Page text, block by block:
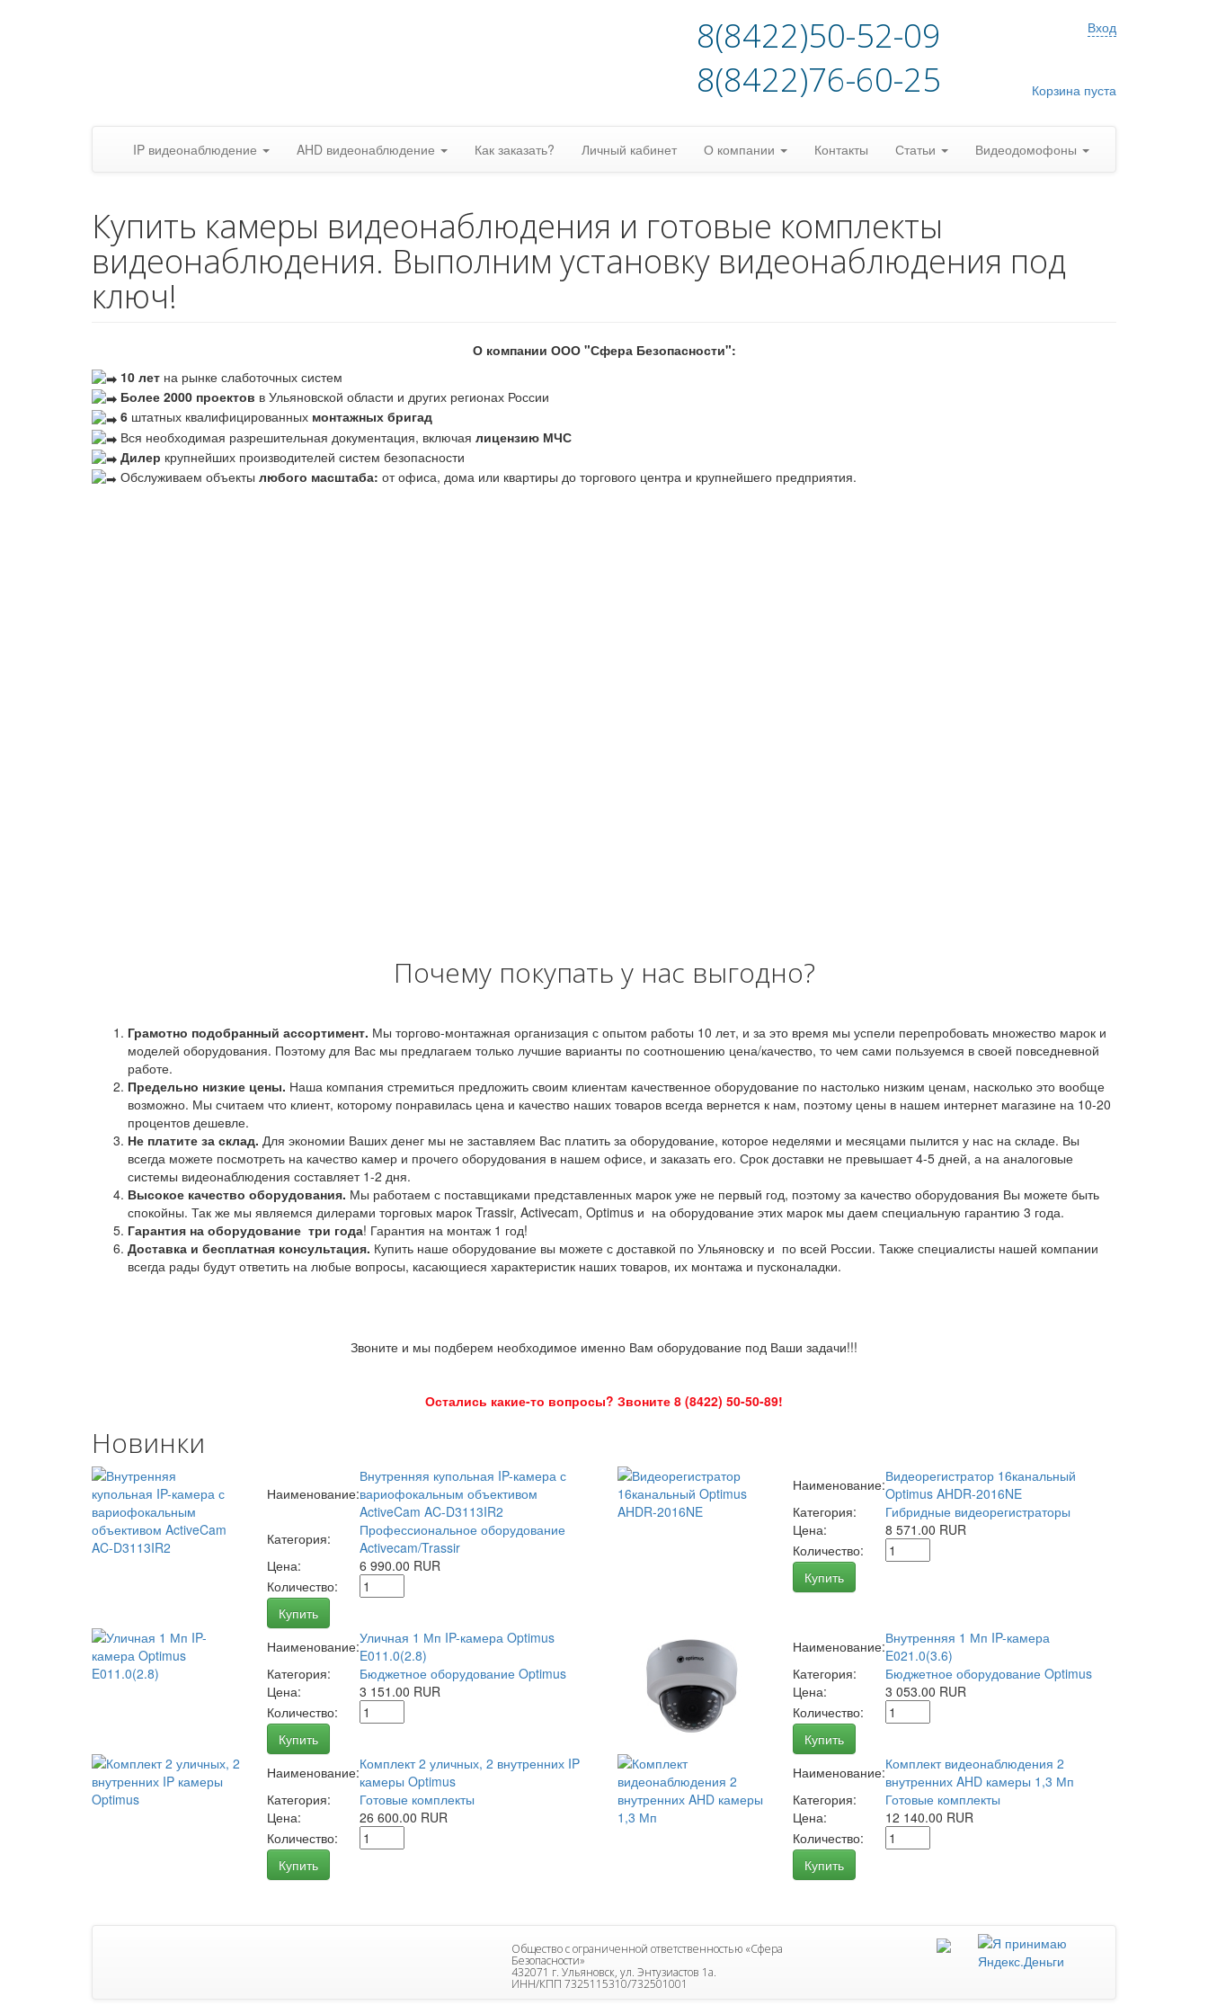
8(8422)50-52-09
8(8422)76-60-25
Вход
Корзина пуста
IP видеонаблюдение AHD видеонаблюдение Как заказать? Личный кабинет О компании Контакты Статьи Видеодомофоны
Купить камеры видеонаблюдения и готовые комплекты
видеонаблюдения. Выполним установку видеонаблюдения под
ключ!
О компании ООО "Сфера Безопасности":
10 лет на рынке слаботочных систем
Более 2000 проектов в Ульяновской области и других регионах России
6 штатных квалифицированных монтажных бригад
Вся необходимая разрешительная документация, включая лицензию МЧС
Дилер крупнейших производителей систем безопасности
Обслуживаем объекты любого масштаба: от офиса, дома или квартиры до торгового центра и крупнейшего предприятия.
Почему покупать у нас выгодно?
Грамотно подобранный ассортимент. Мы торгово-монтажная организация с опытом работы 10 лет, и за это время мы успели перепробовать множество марок и
моделей оборудования. Поэтому для Вас мы предлагаем только лучшие варианты по соотношению цена/качество, то чем сами пользуемся в своей повседневной
работе.
Предельно низкие цены. Наша компания стремиться предложить своим клиентам качественное оборудование по настолько низким ценам, насколько это вообще
возможно. Мы считаем что клиент, которому понравилась цена и качество наших товаров всегда вернется к нам, поэтому цены в нашем интернет магазине на 10-20
процентов дешевле.
Не платите за склад. Для экономии Ваших денег мы не заставляем Вас платить за оборудование, которое неделями и месяцами пылится у нас на складе. Вы
всегда можете посмотреть на качество камер и прочего оборудования в нашем офисе, и заказать его. Срок доставки не превышает 4-5 дней, а на аналоговые
системы видеонаблюдения составляет 1-2 дня.
Высокое качество оборудования. Мы работаем с поставщиками представленных марок уже не первый год, поэтому за качество оборудования Вы можете быть
спокойны. Так же мы являемся дилерами торговых марок Trassir, Activecam, Optimus и на оборудование этих марок мы даем специальную гарантию 3 года.
Гарантия на оборудование три года! Гарантия на монтаж 1 год!
Доставка и бесплатная консультация. Купить наше оборудование вы можете с доставкой по Ульяновску и по всей России. Также специалисты нашей компании
всегда рады будут ответить на любые вопросы, касающиеся характеристик наших товаров, их монтажа и пусконаладки.
Звоните и мы подберем необходимое именно Вам оборудование под Ваши задачи!!!
Остались какие-то вопросы? Звоните 8 (8422) 50-50-89!
Новинки
Наименование:
Внутренняя купольная IP-камера с
вариофокальным объективом
ActiveCam AC-D3113IR2
Категория:
Профессиональное оборудование
Activecam/Trassir
Цена:
6 990.00 RUR
Количество:
Купить
Наименование:Видеорегистратор 16канальный
Optimus AHDR-2016NE
Категория:
Гибридные видеорегистраторы
Цена:
8 571.00 RUR
Количество:
Купить
Наименование:Уличная 1 Мп IP-камера Optimus
E011.0(2.8)
Категория:
Бюджетное оборудование Optimus
Цена:
3 151.00 RUR
Количество:
Купить
Наименование:Внутренняя 1 Мп IP-камера
E021.0(3.6)
Категория:
Бюджетное оборудование Optimus
Цена:
3 053.00 RUR
Количество:
Купить
Наименование:Комплект 2 уличных, 2 внутренних IP
камеры Optimus
Категория:
Готовые комплекты
Цена:
26 600.00 RUR
Количество:
Купить
Наименование:Комплект видеонаблюдения 2
внутренних AHD камеры 1,3 Мп
Категория:
Готовые комплекты
Цена:
12 140.00 RUR
Количество:
Купить
Общество с ограниченной ответственностью «Сфера
Безопасности»
432071 г. Ульяновск, ул. Энтузиастов 1а.
ИНН/КПП 7325115310/732501001